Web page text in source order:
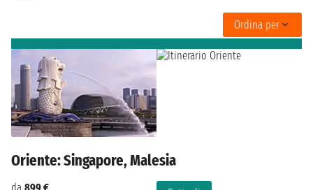
Ordina per
Oriente: Singapore, Malesia
da 899 €